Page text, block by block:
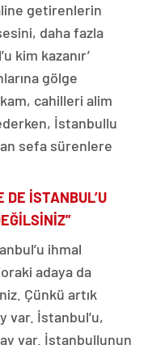
getirenlerin
daha fazla
kim kazanır’
gölge
cahilleri alim
İstanbullu
sefa sürenlere
DE İSTANBUL’U
ihmal
adaya da
Çünkü artık
var. İstanbul’u,
var. İstanbullunun